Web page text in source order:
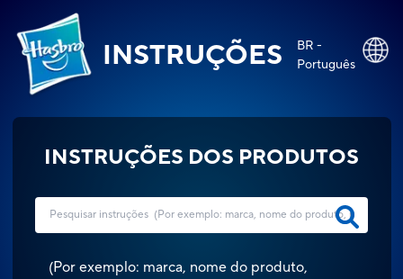
INSTRUÇÕES
BR -
Português
INSTRUÇÕES DOS PRODUTOS
(Por exemplo: marca, nome do produto,